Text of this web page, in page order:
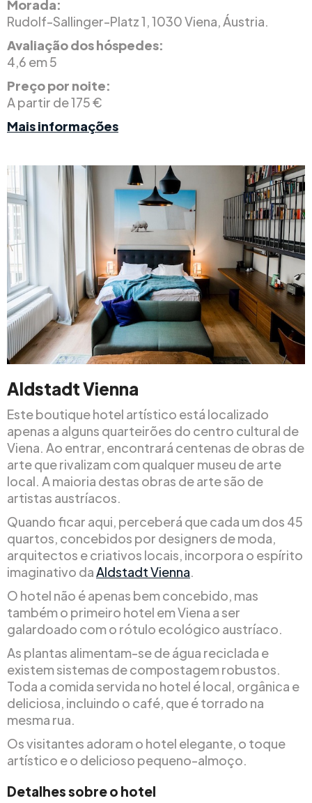
Morada:
Rudolf-Sallinger-Platz 1, 1030 Viena, Áustria.
Avaliação dos hóspedes:
4,6 em 5
Preço por noite:
A partir de 175 €
Mais informações
Aldstadt Vienna
Este boutique hotel artístico está localizado
apenas a alguns quarteirões do centro cultural de
Viena. Ao entrar, encontrará centenas de obras de
arte que rivalizam com qualquer museu de arte
local. A maioria destas obras de arte são de
artistas austríacos.
Quando ficar aqui, perceberá que cada um dos 45
quartos, concebidos por designers de moda,
arquitectos e criativos locais, incorpora o espírito
imaginativo daAldstadt Vienna.
O hotel não é apenas bem concebido, mas
também o primeiro hotel em Viena a ser
galardoado com o rótulo ecológico austríaco.
As plantas alimentam-se de água reciclada e
existem sistemas de compostagem robustos.
Toda a comida servida no hotel é local, orgânica e
deliciosa, incluindo o café, que é torrado na
mesma rua.
Os visitantes adoram o hotel elegante, o toque
artístico e o delicioso pequeno-almoço.
Detalhes sobre o hotel